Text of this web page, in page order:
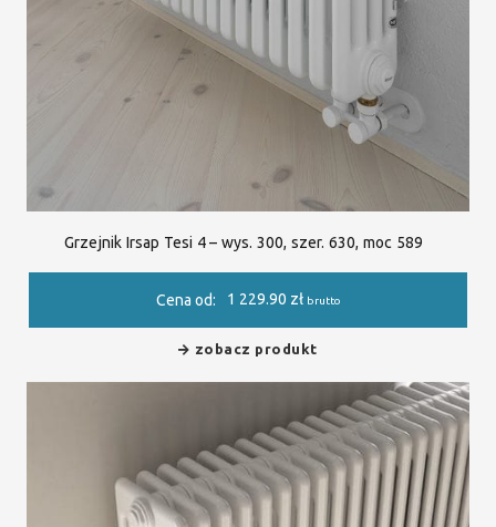
Grzejnik Irsap Tesi 4 – wys. 300, szer. 630, moc 589
Cena od: 1 229.90 zł brutto
zobacz produkt